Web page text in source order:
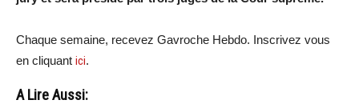
Chaque semaine, recevez Gavroche Hebdo. Inscrivez vous
en cliquant ici.
A Lire Aussi: